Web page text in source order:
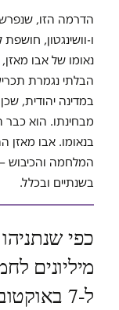
הדרמה הזו, שנפרשת
ו-וושינגטון,
נאומו של אבו
הבלתי נגמרת
במדינה יהודית,
מבחינתו. הוא
בנאומו. אבו מאזן
המלחמה והכיבוש
בשנתיים ובכלל.
כפי
מיליונים
ל-7